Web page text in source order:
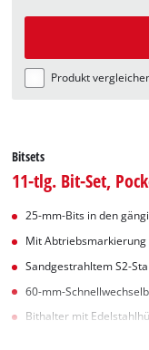
Produkt
Bitsets
11-tlg. Bit-Set,
25-mm-Bits in den
Mit
Sandgestrahltem S2-
60-mm-
Bithalter mit